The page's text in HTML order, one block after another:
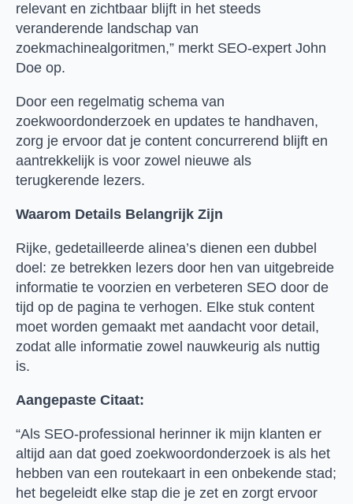
relevant en zichtbaar blijft in het steeds
veranderende landschap van
zoekmachinealgoritmen,” merkt SEO-expert John
Doe op.
Door een regelmatig schema van
zoekwoordonderzoek en updates te handhaven,
zorg je ervoor dat je content concurrerend blijft en
aantrekkelijk is voor zowel nieuwe als
terugkerende lezers.
Waarom Details Belangrijk Zijn
Rijke, gedetailleerde alinea’s dienen een dubbel
doel: ze betrekken lezers door hen van uitgebreide
informatie te voorzien en verbeteren SEO door de
tijd op de pagina te verhogen. Elke stuk content
moet worden gemaakt met aandacht voor detail,
zodat alle informatie zowel nauwkeurig als nuttig
is.
Aangepaste Citaat:
“Als SEO-professional herinner ik mijn klanten er
altijd aan dat goed zoekwoordonderzoek is als het
hebben van een routekaart in een onbekende stad;
het begeleidt elke stap die je zet en zorgt ervoor